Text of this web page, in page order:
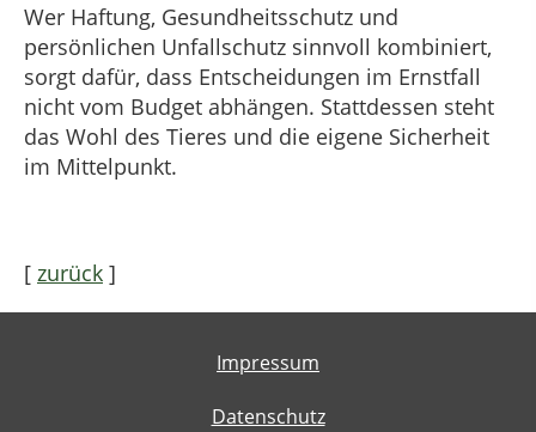
Wer Haftung, Gesundheitsschutz und
persönlichen Unfallschutz sinnvoll kombiniert,
sorgt dafür, dass Entscheidungen im Ernstfall
nicht vom Budget abhängen. Stattdessen steht
das Wohl des Tieres und die eigene Sicherheit
im Mittelpunkt.
[ zurück ]
Impressum
Datenschutz